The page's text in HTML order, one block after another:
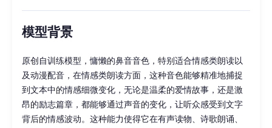
模型背景
原创自训练模型，慵懒的鼻音音色，特别适合情感类朗读以
及动漫配音，在情感类朗读方面，这种音色能够精准地捕捉
到文本中的情感细微变化，无论是温柔的爱情故事，还是激
昂的励志篇章，都能够通过声音的变化，让听众感受到文字
背后的情感波动。这种能力使得它在有声读物、诗歌朗诵、